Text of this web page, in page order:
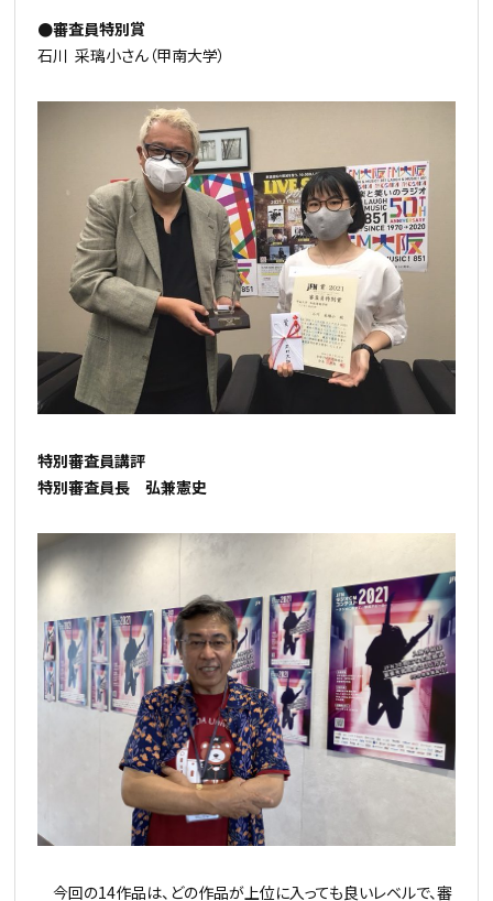
●審査員特別賞
石川 采璃小さん（甲南大学）
特別審査員講評
特別審査員長 弘兼憲史
今回の14作品は、どの作品が上位に入っても良いレベルで、審